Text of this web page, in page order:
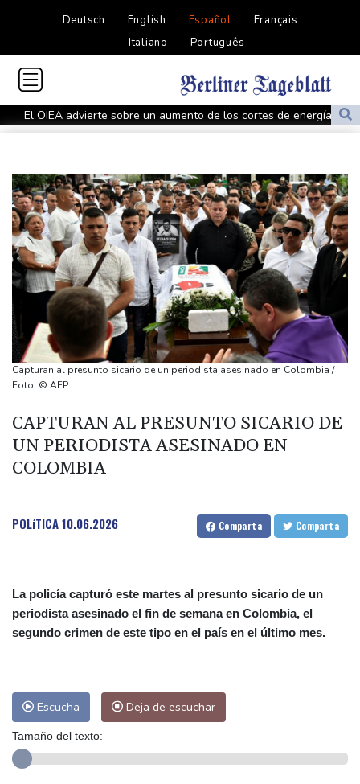
Deutsch English Español
Français
Italiano
Português
El OIEA advierte sobre un aumento de los cortes de energía en
una planta nuclear en Ucrania
en Tailandia
México refuerza la seguridad tras la suspensión de los envíos de
aguacate a EEUU
Los rebeldes hutíes matan a más de 60 soldados de las fuerzas
gubernamentales en Yemen
El Paris Saint-Germain anuncia el fichaje de Maghnès Akliouche
Corea del Norte recomienda la sopa de perro para combatir el
calor
Hallan varios renos muertos por causas desconocidas en el
Ártico
su crisis
EEUU sanciona al ministro de las Fuerzas Armadas cubano y a la
cúpula de la industria militar
esposo
Capturan al presunto sicario de un periodista asesinado en Colombia /
Foto: © AFP
CAPTURAN AL PRESUNTO SICARIO DE
UN PERIODISTA ASESINADO EN
COLOMBIA
POLíTICA10.06.2026 Comparta Comparta
La policía capturó este martes al presunto sicario de un
periodista asesinado el fin de semana en Colombia, el
segundo crimen de este tipo en el país en el último mes.
Escucha Deja de escuchar
Tamaño del texto: